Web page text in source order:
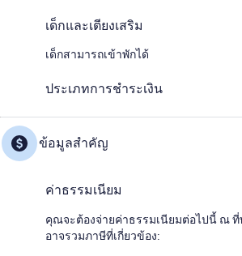
เด็กและเตียงเสริม
เด็กสามารถเข้าพักได้
ประเภทการชำระเงิน
ข้อมูลสำคัญ
ค่าธรรมเนียม
คุณจะต้องจ่ายค่าธรรมเนียมต่อไปนี้ ณ ที่
อาจรวมภาษีที่เกี่ยวข้อง: